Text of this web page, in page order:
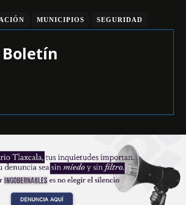
MUNICIPIOS SEGURIDAD
Boletín